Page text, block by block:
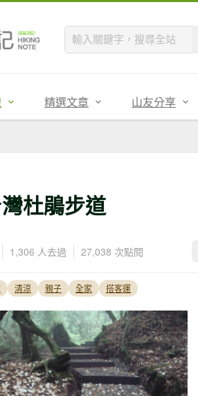
精選文章 山友分享
杜鵑步道
1,306 人去過 27,038 次點閱
清涼 親子 全家 搭客運